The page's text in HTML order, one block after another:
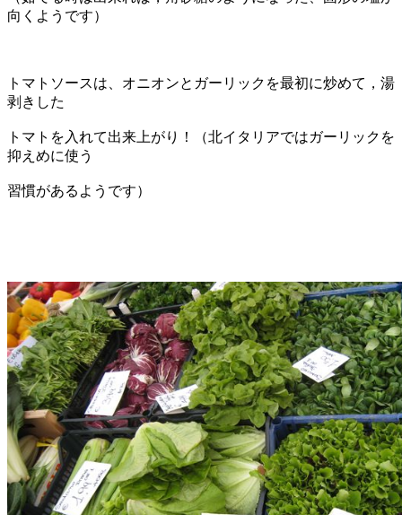
向くようです）
トマトソースは、オニオンとガーリックを最初に炒めて，湯
剥きした
トマトを入れて出来上がり！（北イタリアではガーリックを
抑えめに使う
習慣があるようです）